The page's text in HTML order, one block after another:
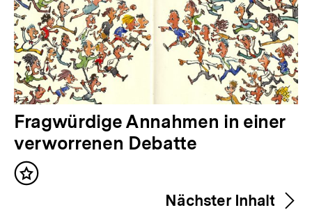
V
o
r
h
Fragwürdige Annahmen in einer
verworrenen Debatte
Inhalt
Nächster Inhalt